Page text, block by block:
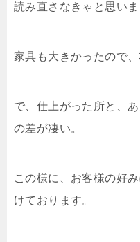
読み直さなきゃと思い
家具も大きかったので
で、仕上がった所と、
の差が凄い。
この様に、お客様の好
けております。